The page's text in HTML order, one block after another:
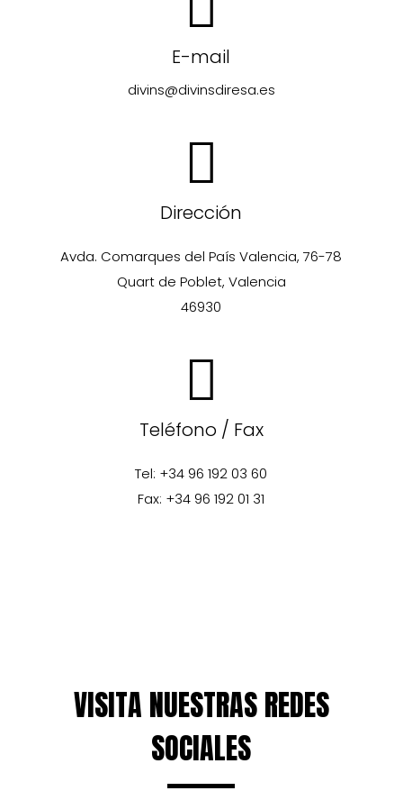
E-mail
divins@divinsdiresa.es
Dirección
Avda. Comarques del País Valencia, 76-78
Quart de Poblet, Valencia
46930
Teléfono / Fax
Tel: +34 96 192 03 60
Fax: +34 96 192 01 31
VISITA NUESTRAS REDES
SOCIALES